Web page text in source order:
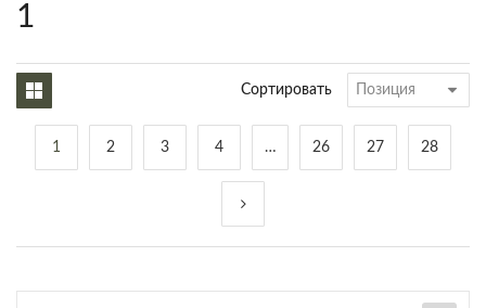
1
Сортировать
1 2 3 4 … 26 27 28